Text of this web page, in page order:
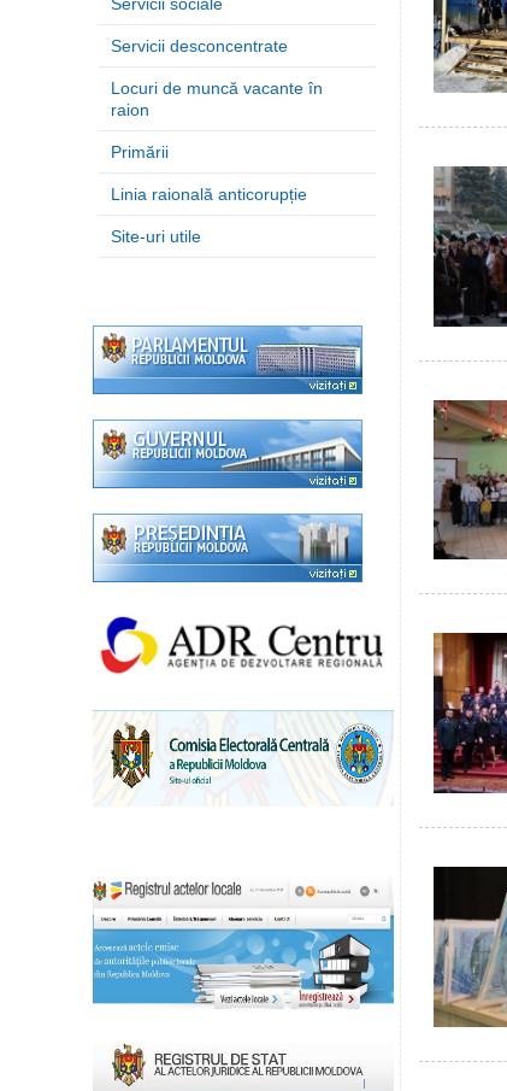
Servicii desconcentrate
Locuri de muncă vacante în
raion
Primării
Linia raională anticorupție
Site-uri utile